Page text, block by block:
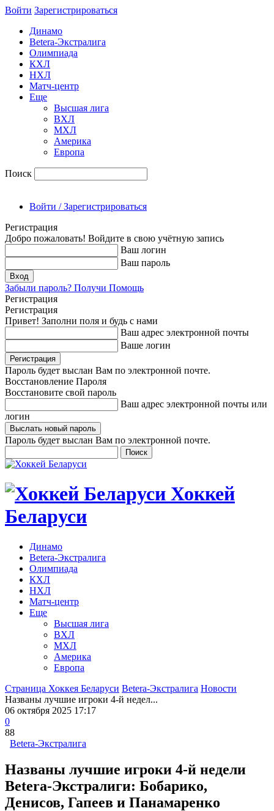
Войти Зарегиcтрироваться
Динамо
Betera-Экстралига
Олимпиада
КХЛ
НХЛ
Матч-центр
Еще
Высшая лига
ВХЛ
МХЛ
Америка
Европа
Поиск
Войти / Зарегистрироваться
Регистрация
Добро пожаловать! Войдите в свою учётную запись
Ваш логин
Ваш пароль
Забыли пароль? Получи Помощь
Регистрация
Регистрация
Привет! Заполни поля и будь с нами
Ваш адрес электронной почты
Ваше логин
Пароль будет выслан Вам по электронной почте.
Восстановление Пароля
Восстановите свой пароль
Ваш адрес электронной почты или
логин
Пароль будет выслан Вам по электронной почте.
Хоккей
Беларуси
Динамо
Betera-Экстралига
Олимпиада
КХЛ
НХЛ
Матч-центр
Еще
Высшая лига
ВХЛ
МХЛ
Америка
Европа
Страница Хоккея Беларуси Betera-Экстралига Новости
Названы лучшие игроки 4-й недел...
06 октября 2025 17:17
0
88
Betera-Экстралига
Названы лучшие игроки 4-й недели
Betera-Экстралиги: Бобарико,
Денисов, Гапеев и Панамаренко